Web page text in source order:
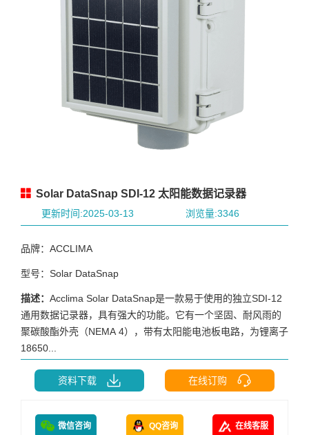
Solar DataSnap SDI-12 太阳能数据记录器
更新时间:2025-03-13 浏览量:3346
品牌：ACCLIMA
型号：Solar DataSnap
描述： Acclima Solar DataSnap是一款易于使用的独立SDI-12
通用数据记录器，具有强大的功能。它有一个坚固、耐风雨的
聚碳酸酯外壳（NEMA 4），带有太阳能电池板电路，为锂离子
18650...
资料下载 在线订购
微信咨询 QQ咨询 在线客服